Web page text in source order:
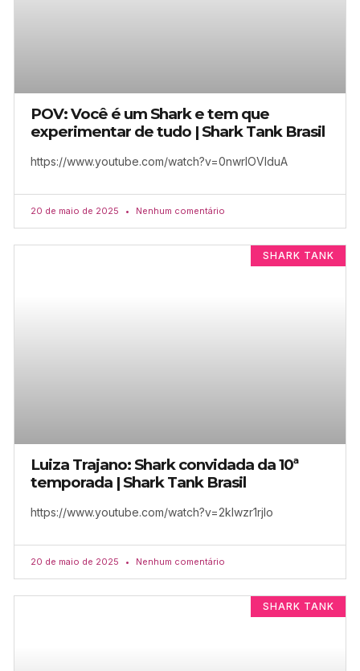
POV: Você é um Shark e tem que
experimentar de tudo | Shark Tank Brasil
https://www.youtube.com/watch?v=0nwrIOVlduA
20 de maio de 2025 Nenhum comentário
SHARK TANK
Luiza Trajano: Shark convidada da 10ª
temporada | Shark Tank Brasil
https://www.youtube.com/watch?v=2klwzr1rjlo
20 de maio de 2025 Nenhum comentário
SHARK TANK